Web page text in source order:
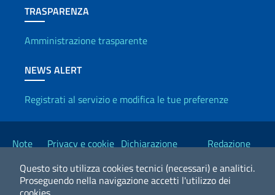
Questo sito utilizza cookies tecnici (necessari) e analitici.
Proseguendo nella navigazione accetti l'utilizzo dei
TRASPARENZA
Amministrazione trasparente
NEWS ALERT
Registrati al servizio e modifica le tue preferenze
Link Utili
Note
Privacy e cookie Dichiarazione
Redazione